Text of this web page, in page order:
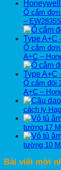
Ổ cắm đơn
–
Ổ cắm đơn
A+C –
Ổ cắm đôi
A+C –
cách ly
tường 17
tường 10
Bài viết mới